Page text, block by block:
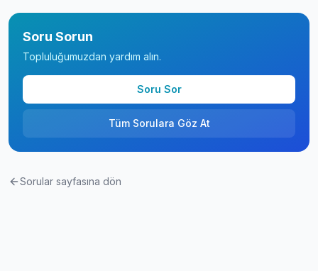
Soru Sorun
Topluluğumuzdan yardım alın.
Soru Sor
Tüm Sorulara Göz At
Sorular sayfasına dön